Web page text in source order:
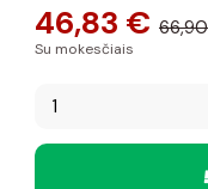
46,83 €
Su mokesčiais